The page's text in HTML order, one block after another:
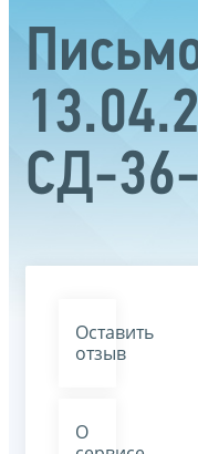
СД-
Оставить
отзыв
О